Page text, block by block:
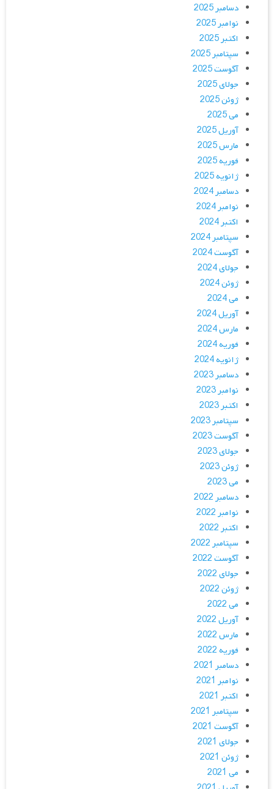
دسامبر 2025
نوامبر 2025
اکتبر 2025
سپتامبر 2025
آگوست 2025
جولای 2025
ژوئن 2025
می 2025
آوریل 2025
مارس 2025
فوریه 2025
ژانویه 2025
دسامبر 2024
نوامبر 2024
اکتبر 2024
سپتامبر 2024
آگوست 2024
جولای 2024
ژوئن 2024
می 2024
آوریل 2024
مارس 2024
فوریه 2024
ژانویه 2024
دسامبر 2023
نوامبر 2023
اکتبر 2023
سپتامبر 2023
آگوست 2023
جولای 2023
ژوئن 2023
می 2023
دسامبر 2022
نوامبر 2022
اکتبر 2022
سپتامبر 2022
آگوست 2022
جولای 2022
ژوئن 2022
می 2022
آوریل 2022
مارس 2022
فوریه 2022
دسامبر 2021
نوامبر 2021
اکتبر 2021
سپتامبر 2021
آگوست 2021
جولای 2021
ژوئن 2021
می 2021